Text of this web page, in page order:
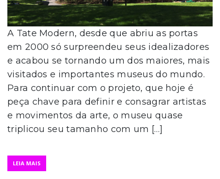
A Tate Modern, desde que abriu as portas
em 2000 só surpreendeu seus idealizadores
e acabou se tornando um dos maiores, mais
visitados e importantes museus do mundo.
Para continuar com o projeto, que hoje é
peça chave para definir e consagrar artistas
e movimentos da arte, o museu quase
triplicou seu tamanho com um […]
LEIA MAIS